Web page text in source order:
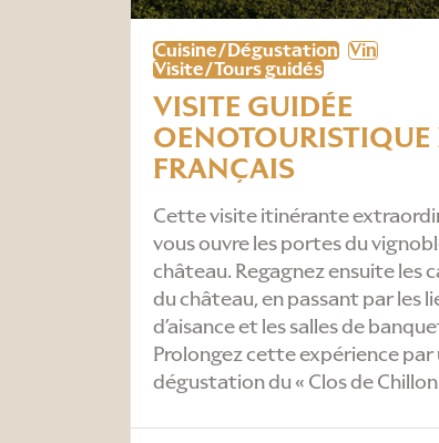
Cuisine/Dégustation Vin
Visite/Tours guidés
VISITE GUIDÉE
OENOTOURISTIQUE
FRANÇAIS
Cette visite itinérante
vous ouvre les portes du
château. Regagnez ensuite les
du château, en passant par les
d’aisance et les salles de
Prolongez cette expérience par
dégustation du « Clos de Chillon